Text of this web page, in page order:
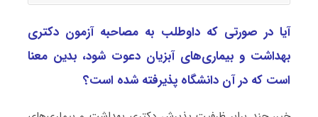
آیا در صورتی که داوطلب به مصاحبه آزمون دکتری
ﺑﻬﺪاﺷﺖ و ﺑﻴﻤﺎریﻫﺎی آﺑﺰﻳﺎن دعوت شود، بدین معنا
است که در آن دانشگاه پذیرفته شده است؟